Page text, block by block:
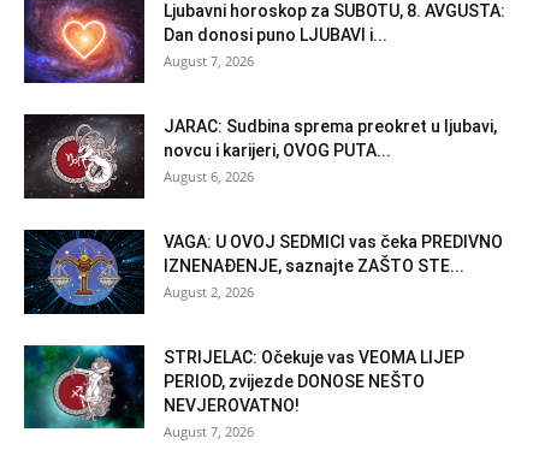
Ljubavni horoskop za SUBOTU, 8. AVGUSTA:
Dan donosi puno LJUBAVI i...
August 7, 2026
JARAC: Sudbina sprema preokret u ljubavi,
novcu i karijeri, OVOG PUTA...
August 6, 2026
VAGA: U OVOJ SEDMICI vas čeka PREDIVNO
IZNENAĐENJE, saznajte ZAŠTO STE...
August 2, 2026
STRIJELAC: Očekuje vas VEOMA LIJEP
PERIOD, zvijezde DONOSE NEŠTO
NEVJEROVATNO!
August 7, 2026